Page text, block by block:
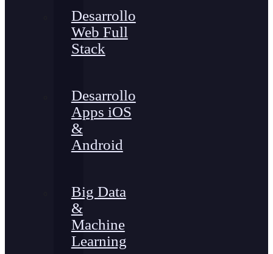
Desarrollo
Web Full
Stack
Desarrollo
Apps iOS
&
Android
Big Data
&
Machine
Learning